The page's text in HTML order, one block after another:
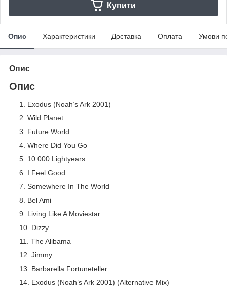
Купити
Опис Характеристики Доставка Оплата Умови
Опис
Опис
Exodus (Noah’s Ark 2001)
Wild Planet
Future World
Where Did You Go
10.000 Lightyears
I Feel Good
Somewhere In The World
Bel Ami
Living Like A Moviestar
Dizzy
The Alibama
Jimmy
Barbarella Fortuneteller
Exodus (Noah’s Ark 2001) (Alternative Mix)